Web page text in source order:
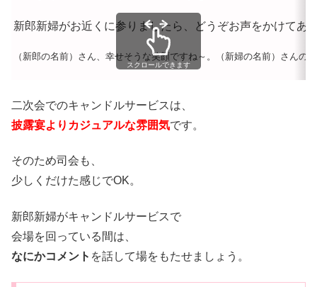
新郎新婦がお近くに参りましたら、どうぞお声をかけてあ
（新郎の名前）さん、幸せそうな笑顔ですね～。（新婦の名前）さん
スクロールできます
二次会でのキャンドルサービスは、
披露宴よりカジュアルな雰囲気です。
そのため司会も、
少しくだけた感じでOK。
新郎新婦がキャンドルサービスで
会場を回っている間は、
なにかコメント を話して場をもたせましょう。